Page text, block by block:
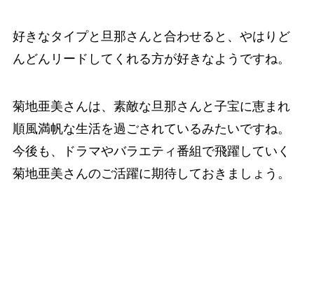
好きなタイプと旦那さんと合わせると、やはりど
んどんリードしてくれる方が好きなようですね。
菊地亜美さんは、素敵な旦那さんと子宝に恵まれ
順風満帆な生活を過ごされているみたいですね。
今後も、ドラマやバラエティ番組で飛躍していく
菊地亜美さんのご活躍に期待しておきましょう。